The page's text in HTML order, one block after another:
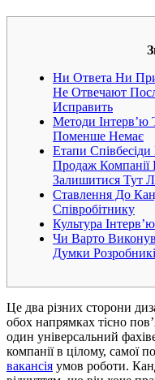
Ни Ответа Ни
Не Отвечают
Исправить
Методи Інтерв’ю
Поменше Немає
Етапи Співбесіди
Продаж Компанії
Залишитися Тут
Ставлення До
Співробітнику
Культура
Чи Варто
Думки
Це два різних сторони
обох напрямках тісно
один універсальний
компанії в цілому, самої
вакансія умов роботи.